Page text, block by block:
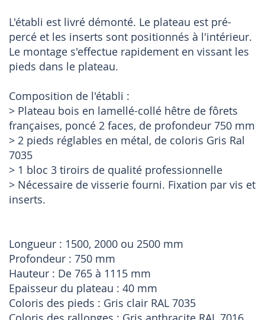
L'établi est livré démonté. Le plateau est pré-
percé et les inserts sont positionnés à l'intérieur.
Le montage s'effectue rapidement en vissant les
pieds dans le plateau.
Composition de l'établi :
> Plateau bois en lamellé-collé hêtre de fôrets
françaises, poncé 2 faces, de profondeur 750 mm
> 2 pieds réglables en métal, de coloris Gris Ral
7035
> 1 bloc 3 tiroirs de qualité professionnelle
> Nécessaire de visserie fourni. Fixation par vis et
inserts.
Longueur : 1500, 2000 ou 2500 mm
Profondeur : 750 mm
Hauteur : De 765 à 1115 mm
Epaisseur du plateau : 40 mm
Coloris des pieds : Gris clair RAL 7035